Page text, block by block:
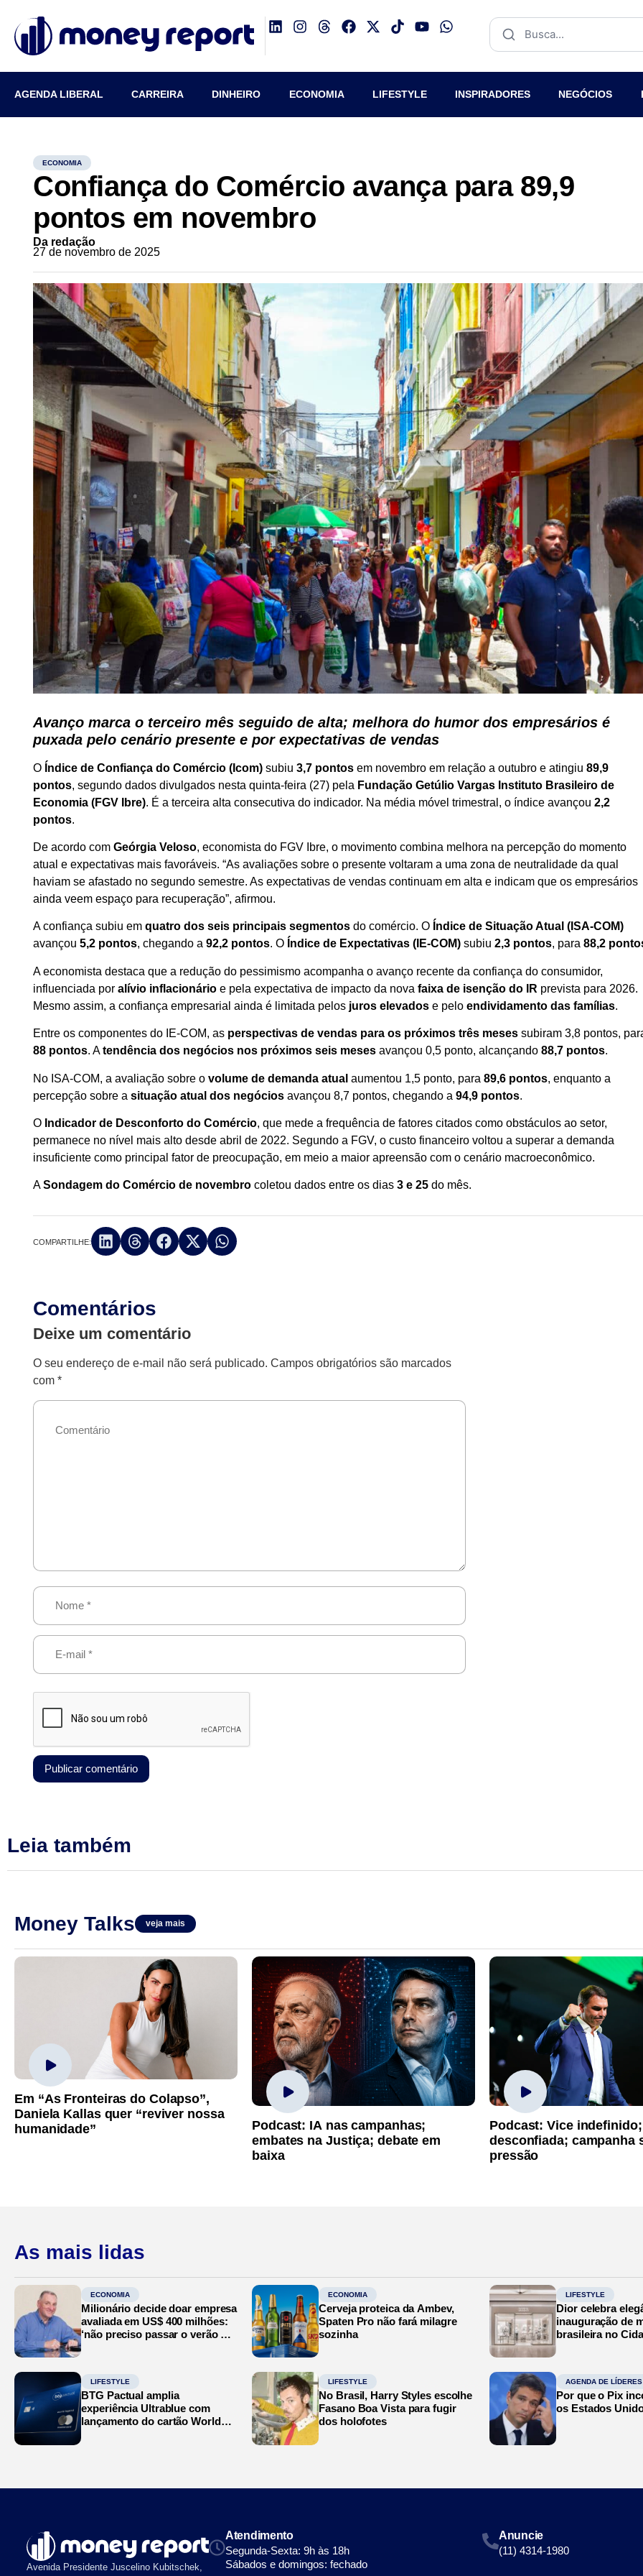
AGENDA LIBERAL CARREIRA DINHEIRO ECONOMIA LIFESTYLE INSPIRADORES NEGÓCIOS
ECONOMIA
Confiança do Comércio avança para 89,9
pontos em novembro
Da redação
27 de novembro de 2025
Avanço marca o terceiro mês seguido de alta; melhora do humor dos empresários é
puxada pelo cenário presente e por expectativas de vendas
O Índice de Confiança do Comércio (Icom) subiu3,7 pontos em novembro em relação a outubro e atingiu89,9
pontos, segundo dados divulgados nesta quinta-feira (27) pela Fundação Getúlio Vargas Instituto Brasileiro de
Economia (FGV Ibre). É a terceira alta consecutiva do indicador. Na média móvel trimestral, o índice avançou2,2
pontos.
De acordo comGeórgia Veloso, economista do FGV Ibre, o movimento combina melhora na percepção do momento
atual e expectativas mais favoráveis. “As avaliações sobre o presente voltaram a uma zona de neutralidade da qual
haviam se afastado no segundo semestre. As expectativas de vendas continuam em alta e indicam que os empresários
ainda veem espaço para recuperação”, afirmou.
A confiança subiu emquatro dos seis principais segmentos do comércio. O Índice de Situação Atual (ISA-COM)
avançou5,2 pontos, chegando a92,2 pontos. O Índice de Expectativas (IE-COM) subiu2,3 pontos, para88,2
A economista destaca que a redução do pessimismo acompanha o avanço recente da confiança do consumidor,
influenciada poralívio inflacionário e pela expectativa de impacto da novafaixa de isenção do IR prevista para 2026.
Mesmo assim, a confiança empresarial ainda é limitada pelos juros elevados e peloendividamento das famílias.
Entre os componentes do IE-COM, as perspectivas de vendas para os próximos três meses subiram 3,8 pontos,
88 pontos. Atendência dos negócios nos próximos seis meses avançou 0,5 ponto, alcançando88,7 pontos.
No ISA-COM, a avaliação sobre ovolume de demanda atual aumentou 1,5 ponto, para89,6 pontos, enquanto a
percepção sobre asituação atual dos negócios avançou 8,7 pontos, chegando a94,9 pontos.
O Indicador de Desconforto do Comércio, que mede a frequência de fatores citados como obstáculos ao setor,
permanece no nível mais alto desde abril de 2022. Segundo a FGV, o custo financeiro voltou a superar a demanda
insuficiente como principal fator de preocupação, em meio a maior apreensão com o cenário macroeconômico.
ASondagem do Comércio de novembro coletou dados entre os dias3 e 25 do mês.
COMPARTILHE:
Comentários
Deixe um comentário
O seu endereço de e-mail não será publicado. Campos obrigatórios são marcados
com*
Leia também
Money Talks veja mais
Em “As Fronteiras do Colapso”,
Daniela Kallas quer “reviver nossa
humanidade”
Podcast: IA nas campanhas;
embates na Justiça; debate em
baixa
Podcast: Vice
desconfiada; campanha
pressão
As mais lidas
ECONOMIA
Milionário decide doar empresa
avaliada em US$ 400 milhões:
‘não preciso passar o verão no
ECONOMIA
Cerveja proteica da Ambev,
Spaten Pro não fará milagre
sozinha
LIFESTYLE
Dior celebra
inauguração de
brasileira no
LIFESTYLE
BTG Pactual amplia
experiência Ultrablue com
lançamento do cartão World
LIFESTYLE
No Brasil, Harry Styles escolhe
Fasano Boa Vista para fugir
dos holofotes
AGENDA DE LÍDERES
Por que o Pix
os Estados
Avenida Presidente Juscelino Kubitschek,
Atendimento
Segunda-Sexta: 9h às 18h
Sábados e domingos: fechado
Anuncie
(11) 4314-1980